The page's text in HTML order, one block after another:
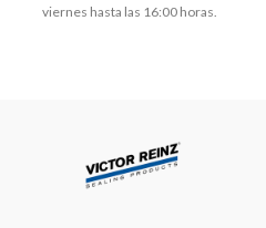
viernes hasta las 16:00 horas.